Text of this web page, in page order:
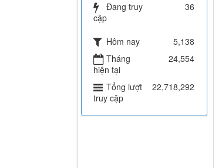
Đang truy
cập
36
Hôm nay
5,138
Tháng
hiện tại
24,554
Tổng lượt
truy cập
22,718,292